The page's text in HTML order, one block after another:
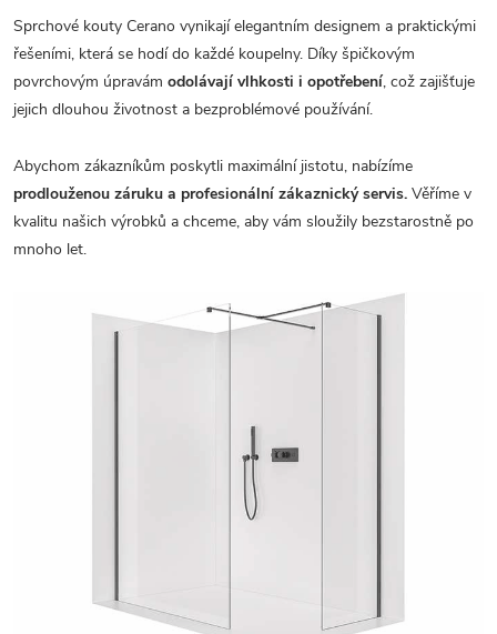
Sprchové kouty Cerano vynikají elegantním designem a praktickými
řešeními, která se hodí do každé koupelny. Díky špičkovým
povrchovým úpravám odolávají vlhkosti i opotřebení, což zajišťuje
jejich dlouhou životnost a bezproblémové používání.
Abychom zákazníkům poskytli maximální jistotu, nabízíme
prodlouženou záruku a profesionální zákaznický servis. Věříme v
kvalitu našich výrobků a chceme, aby vám sloužily bezstarostně po
mnoho let.